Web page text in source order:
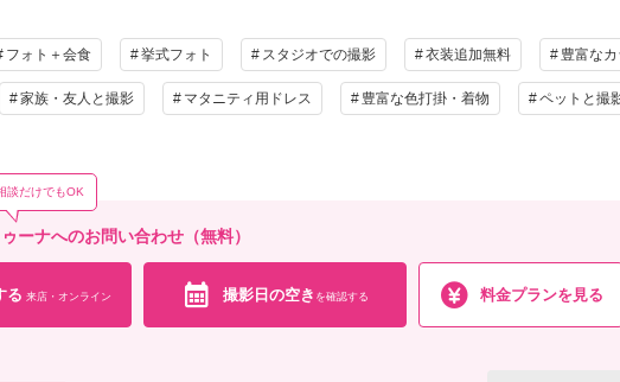
その他含むもの
お好きなドレス/タキシード/ヘアメイク/カメラマン撮影/専属プランナーとのお打ち合わせ何回
し/ご家族やご友人の待合スペース/専用ブライズルーム
フォト＋会食 挙式フォト スタジオでの撮影 衣装追加無料 豊富な
家族・友人と撮影 マタニティ用ドレス 豊富な色打掛・着物 ペットと撮
ーナへのお問い合わせ（無料）
談だけでもOK
る 来店・オンライン 撮影日の空き を確認する 料金プランを見る